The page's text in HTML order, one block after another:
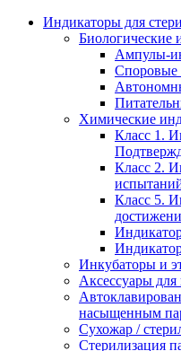
Индикаторы для
Биологические
Ампулы-
Споровые
Химические
Класс 1.
Класс 2.
Класс 5.
Инкубаторы и
Аксессуары
насыщенным
Сухожар /
Стерилизация